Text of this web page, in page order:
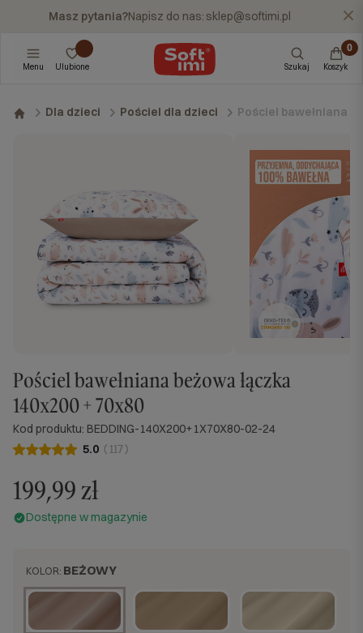
Masz pytania?Napisz do nas: sklep@softimi.pl X
Menu Ulubione Szukaj Koszyk
Dla dzieci Pościel dla dzieci Pościel bawełniana
Pościel bawełniana beżowa łączka
140x200 + 70x80
Kod produktu: BEDDING-140X200+1X70X80-02-24
5.0 ( 117 )
199,99 zł
Dostępne w magazynie
KOLOR: BEŻOWY